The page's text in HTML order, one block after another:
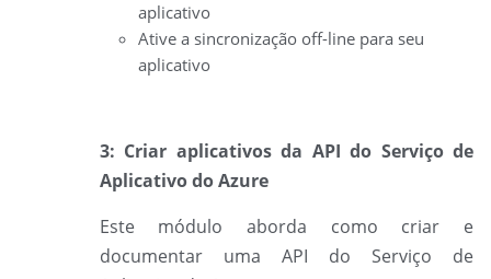
aplicativo
Ative a sincronização off-line para seu
aplicativo
3: Criar aplicativos da API do Serviço de
Aplicativo do Azure
Este módulo aborda como criar e
documentar uma API do Serviço de